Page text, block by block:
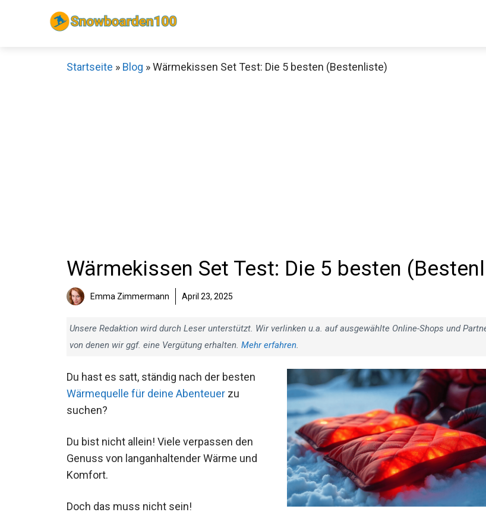
Startseite » Blog »Wärmekissen Set Test: Die 5 besten (Bestenliste)
Wärmekissen Set Test: Die 5 besten
(Bestenliste)
Unsere Redaktion wird durch Leser unterstützt. Wir verlinken u.a. auf ausgewählte Online-Shops und
von denen wir ggf. eine Vergütung erhalten.
Mehr erfahren.
Du hast es satt, ständig nach der besten
suchen?
Du bist nicht allein! Viele verpassen den
Komfort.
Schaue dir jetzt die meistverkauften Produkte im Sale